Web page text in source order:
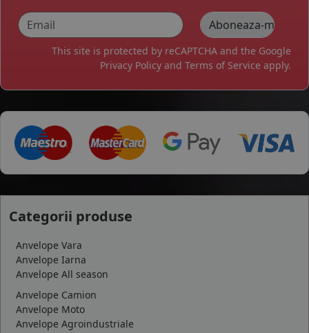
This site is protected by reCAPTCHA and the Google
Privacy Policy and Terms of Service apply.
Categorii produse
Anvelope Vara
Anvelope Iarna
Anvelope All season
Anvelope Camion
Anvelope Moto
Anvelope Agroindustriale